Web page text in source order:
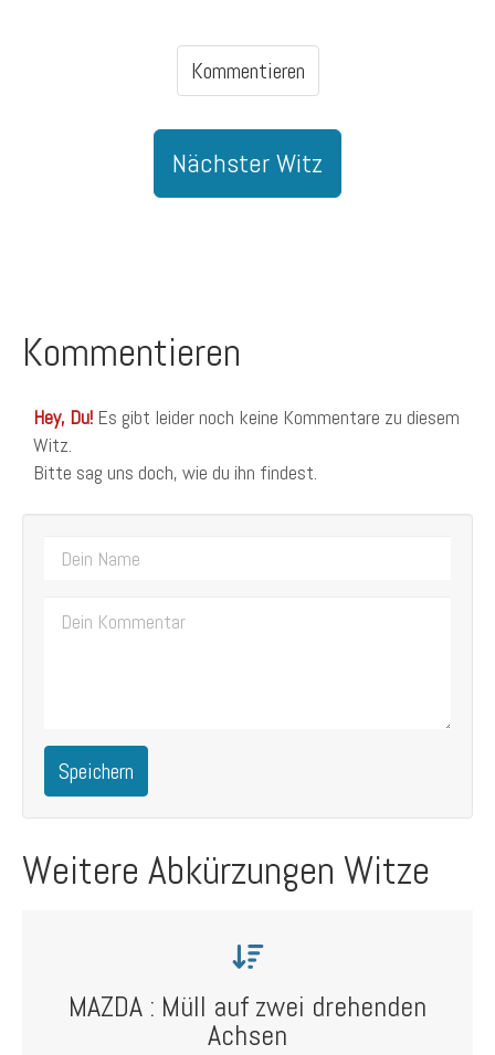
Kommentieren
Nächster Witz
Kommentieren
Hey, Du! Es gibt leider noch keine Kommentare zu diesem
Witz.
Bitte sag uns doch, wie du ihn findest.
Speichern
Weitere Abkürzungen Witze
MAZDA : Müll auf zwei drehenden
Achsen